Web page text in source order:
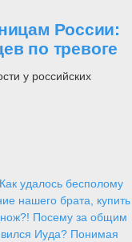
России:
по тревоге
у российских
удалось бесполому
нашего брата, купить
нож?! Посему за общим
Иуда? Понимая